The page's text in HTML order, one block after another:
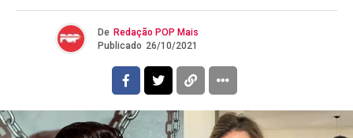
De Redação POP Mais
Publicado 26/10/2021